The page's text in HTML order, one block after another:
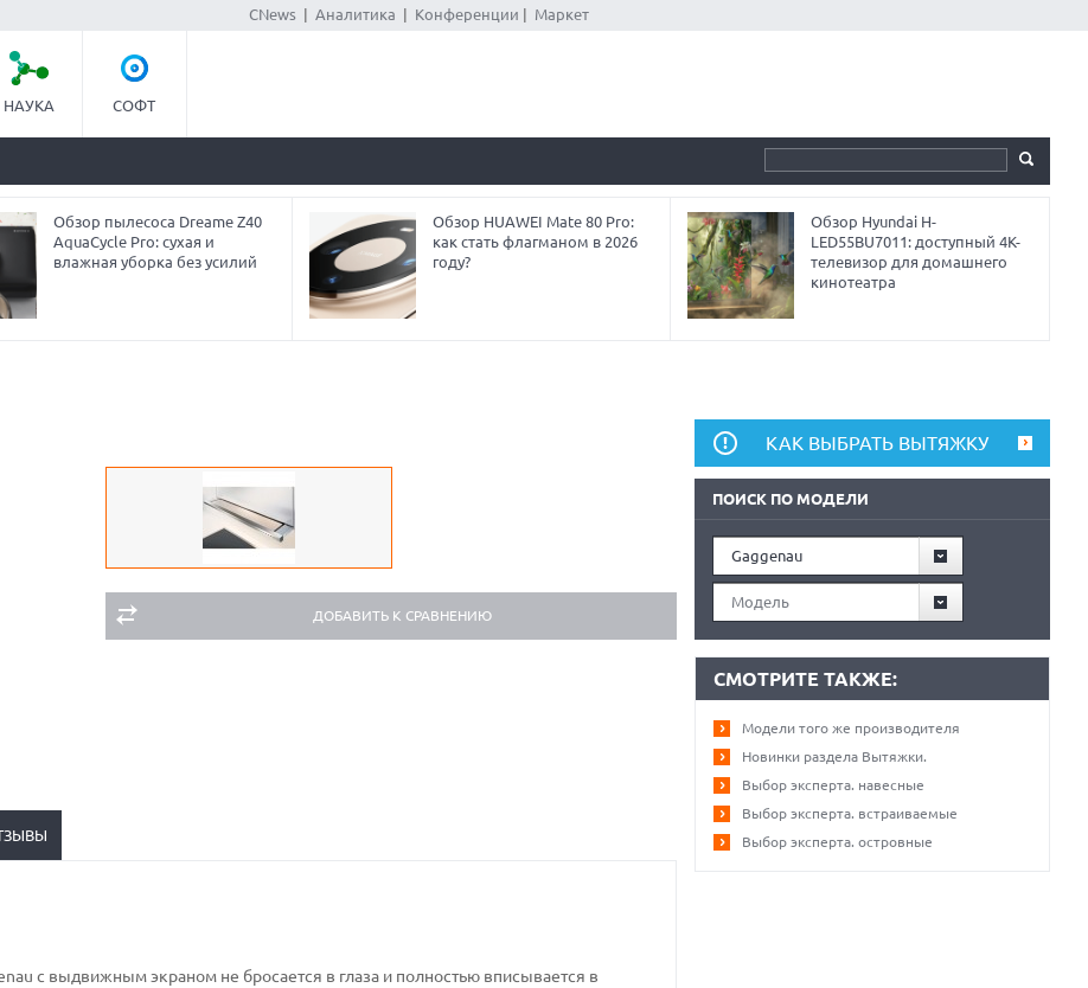
CNews| Аналитика Конференции Маркет
НАУКА СОФТ
Обзор пылесоса Dreame Z40
AquaCycle Pro: сухая и
влажная уборка без усилий
Обзор HUAWEI Mate 80 Pro:
как стать флагманом в 2026
году?
Обзор Hyundai H-
LED55BU7011: доступный 4K-
телевизор для домашнего
кинотеатра
ДОБАВИТЬ К СРАВНЕНИЮ
с выдвижным экраном не бросается в глаза и полностью вписывается в
КАК ВЫБРАТЬ ВЫТЯЖКУ
ПОИСК ПО МОДЕЛИ
Gaggenau
Модель
СМОТРИТЕ ТАКЖЕ:
Модели того же производителя
Новинки раздела Вытяжки.
Выбор эксперта. навесные
Выбор эксперта. встраиваемые
Выбор эксперта. островные